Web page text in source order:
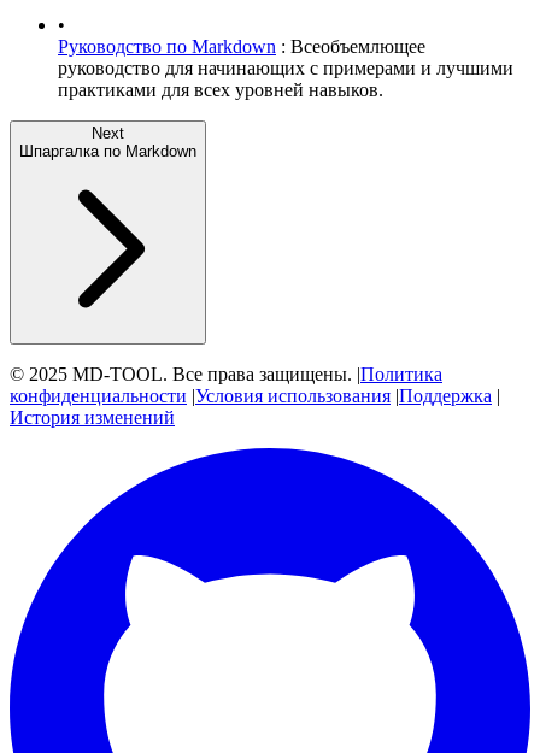
•
Руководство по Markdown : Всеобъемлющее
руководство для начинающих с примерами и лучшими
практиками для всех уровней навыков.
Next
Шпаргалка по Markdown
© 2025 MD-TOOL. Все права защищены. |Политика
конфиденциальности |Условия использования |Поддержка |
История изменений